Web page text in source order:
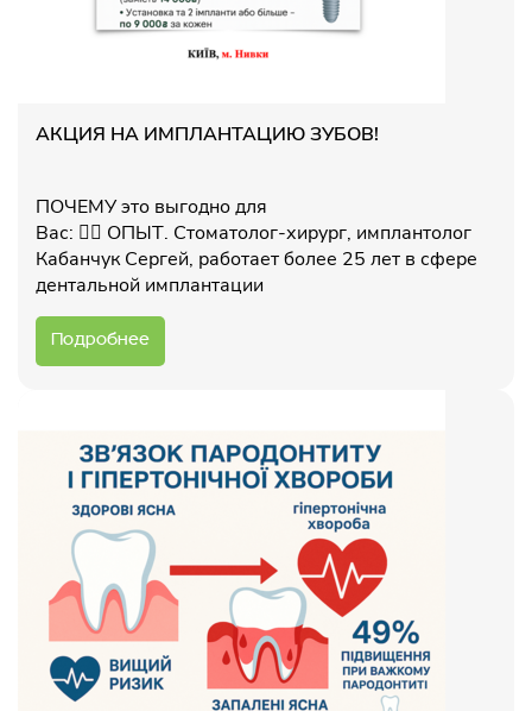
АКЦИЯ НА ИМПЛАНТАЦИЮ ЗУБОВ!
ПОЧЕМУ это выгодно для
Вас: 🧑‍⚕️ ОПЫТ. Стоматолог-хирург, имплантолог
Кабанчук Сергей, работает более 25 лет в сфере
дентальной имплантации
Подробнее